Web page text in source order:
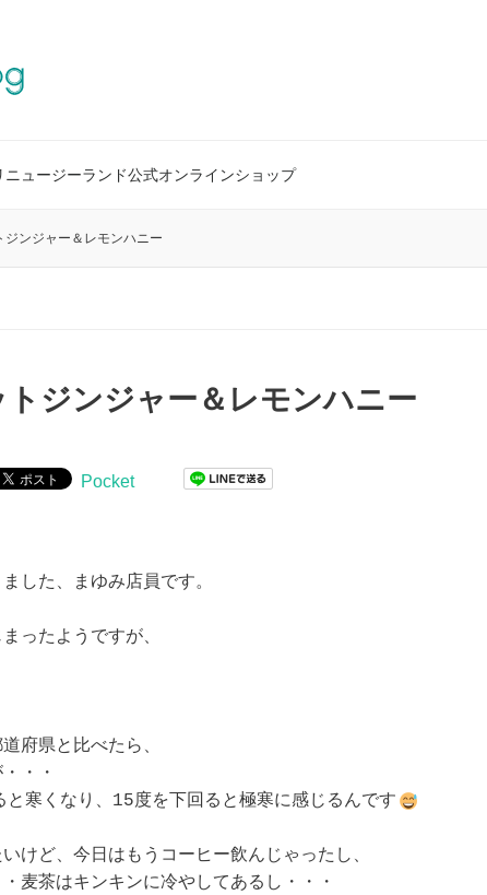
ニュージーランド公式オンラインショップ
ジンジャー＆レモンハニー
ジンジャー＆レモンハニー
Pocket
した、まゆみ店員です。
ったようですが、
府県と比べたら、
・・
寒くなり、15度を下回ると極寒に感じるんです
けど、今日はもうコーヒー飲んじゃったし、
麦茶はキンキンに冷やしてあるし・・・